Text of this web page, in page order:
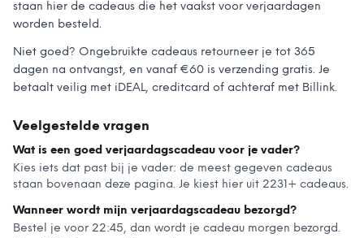
staan hier de cadeaus die het vaakst voor verjaardagen
worden besteld.
Niet goed? Ongebruikte cadeaus retourneer je tot 365
dagen na ontvangst, en vanaf €60 is verzending gratis. Je
betaalt veilig met iDEAL, creditcard of achteraf met Billink.
Veelgestelde vragen
Wat is een goed verjaardagscadeau voor je vader?
Kies iets dat past bij je vader: de meest gegeven cadeaus
staan bovenaan deze pagina. Je kiest hier uit 2231+ cadeaus.
Wanneer wordt mijn verjaardagscadeau bezorgd?
Bestel je voor 22:45, dan wordt je cadeau morgen bezorgd.